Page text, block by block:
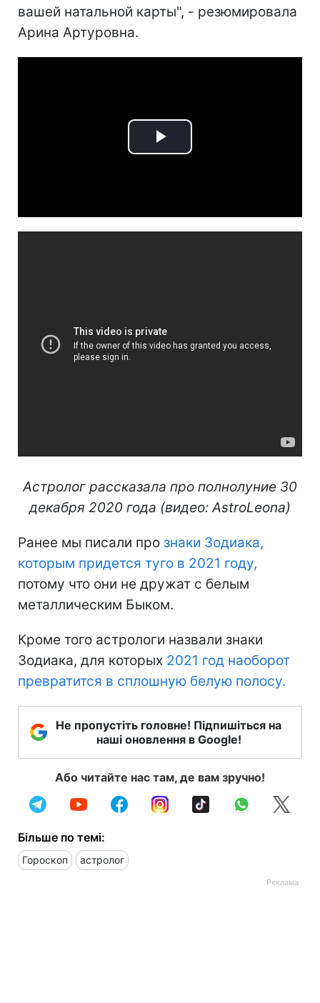
вашей натальной карты", - резюмировала
Арина Артуровна.
Play
Астролог рассказала про полнолуние 30
декабря 2020 года (видео: AstroLeona)
Ранее мы писали про знаки Зодиака,
которым придется туго в 2021 году,
потому что они не дружат с белым
металлическим Быком.
Кроме того астрологи назвали знаки
Зодиака, для которых 2021 год наоборот
превратится в сплошную белую полосу.
Не пропустіть головне! Підпишіться на
наші оновлення в Google!
Або читайте нас там, де вам зручно!
Більше по темі:
Гороскоп астролог